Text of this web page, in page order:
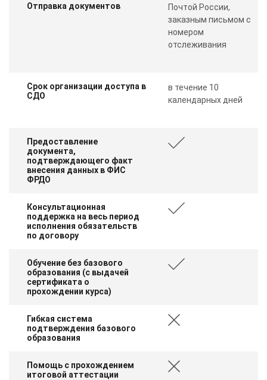
Отправка документов
Почтой России,
заказным письмом с
номером
отслеживания
Срок организации доступа в
СДО
в течение 10
календарных дней
Предоставление
документа,
подтверждающего факт
внесения данных в ФИС
ФРДО
Консультационная
поддержка на весь период
исполнения обязательств
по договору
Обучение без базового
образования (с выдачей
сертификата о
прохождении курса)
Гибкая система
подтверждения базового
образования
Помощь с прохождением
итоговой аттестации